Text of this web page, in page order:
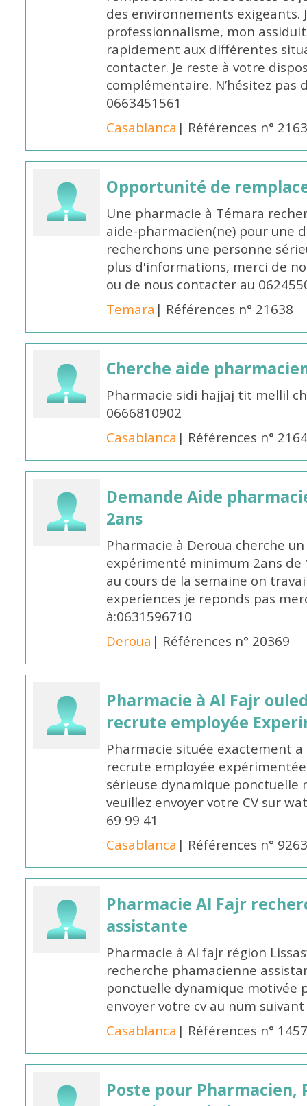
des environnements exigeants.
professionnalisme, mon
rapidement aux différentes
contacter. Je reste à votre
complémentaire. N’hésitez
0663451561
Casablanca | Références n°
Opportunité de
Une pharmacie à Témara
aide-pharmacien(ne) pour une
recherchons une personne
plus d'informations, merci de
ou de nous contacter au
Temara | Références n° 21638
Cherche aide
Pharmacie sidi hajjaj tit mellil
0666810902
Casablanca | Références n°
Demande Aide
2ans
Pharmacie à Deroua cherche
expérimenté minimum 2ans
au cours de la semaine on
experiences je reponds pas
à:0631596710
Deroua | Références n° 20369
Pharmacie à Al Fajr
recrute employée
Pharmacie située exactement
recrute employée
sérieuse dynamique ponctuelle
veuillez envoyer votre CV sur
69 99 41
Casablanca | Références n°
Pharmacie Al Fajr
assistante
Pharmacie à Al fajr région
recherche phamacienne
ponctuelle dynamique motivée
envoyer votre cv au num
Casablanca | Références n°
Poste pour Pharmacien,